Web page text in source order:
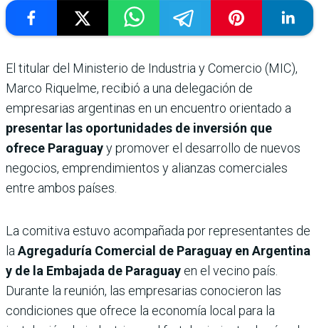
El titular del Ministerio de Industria y Comercio (MIC),
Marco Riquelme, recibió a una delegación de
empresarias argentinas en un encuentro orientado a
presentar las oportunidades de inversión que
ofrece Paraguayy promover el desarrollo de nuevos
negocios, emprendimientos y alianzas comerciales
entre ambos países.
La comitiva estuvo acompañada por representantes de
la Agregaduría Comercial de Paraguay en Argentina
y de la Embajada de Paraguay en el vecino país.
Durante la reunión, las empresarias conocieron las
condiciones que ofrece la economía local para la